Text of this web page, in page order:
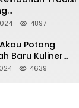
Umat dalam
dalam Agama
4897
Potong
Baru Kuliner
4639